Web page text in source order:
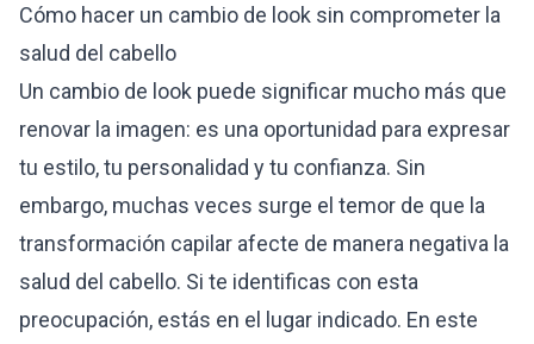
Cómo hacer un cambio de look sin comprometer la
salud del cabello
Un cambio de look puede significar mucho más que
renovar la imagen: es una oportunidad para expresar
tu estilo, tu personalidad y tu confianza. Sin
embargo, muchas veces surge el temor de que la
transformación capilar afecte de manera negativa la
salud del cabello. Si te identificas con esta
preocupación, estás en el lugar indicado. En este